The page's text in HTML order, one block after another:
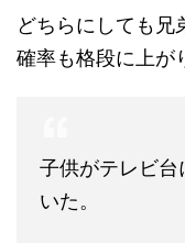
どちらにしても兄
確率も格段に上が
子供がテレビ
いた。